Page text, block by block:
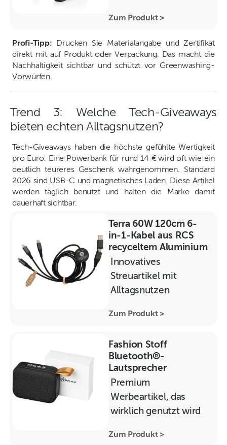
Zum Produkt >
Profi-Tipp: Drucken Sie Materialangabe und Zertifikat
direkt mit auf Produkt oder Verpackung. Das macht die
Nachhaltigkeit sichtbar und schützt vor Greenwashing-
Vorwürfen.
Trend 3: Welche Tech-Giveaways
bieten echten Alltagsnutzen?
Tech-Giveaways haben die höchste gefühlte Wertigkeit
pro Euro: Eine Powerbank für rund 14 € wird oft wie ein
deutlich teureres Geschenk wahrgenommen. Standard
2026 sind USB-C und magnetisches Laden. Diese Artikel
werden täglich benutzt und halten die Marke damit
dauerhaft sichtbar.
Terra 60W 120cm 6-
in-1-Kabel aus RCS
recyceltem Aluminium
Innovatives
Streuartikel mit
Alltagsnutzen
Zum Produkt >
Fashion Stoff
Bluetooth®-
Lautsprecher
Premium
Werbeartikel, das
wirklich genutzt wird
Zum Produkt >